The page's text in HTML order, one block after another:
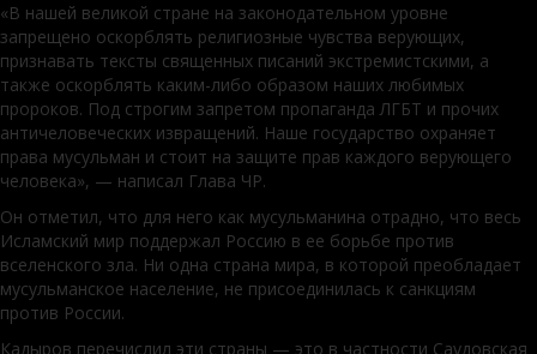
«В нашей великой стране на законодательном уровне
запрещено оскорблять религиозные чувства верующих,
признавать тексты священных писаний экстремистскими, а
также оскорблять каким-либо образом наших любимых
пророков. Под строгим запретом пропаганда ЛГБТ и прочих
античеловеческих извращений. Наше государство охраняет
права мусульман и стоит на защите прав каждого верующего
человека», — написал Глава ЧР.
Он отметил, что для него как мусульманина отрадно, что весь
Исламский мир поддержал Россию в ее борьбе против
вселенского зла. Ни одна страна мира, в которой преобладает
мусульманское население, не присоединилась к санкциям
против России.
Кадыров перечислил эти страны — это в частности Саудовская